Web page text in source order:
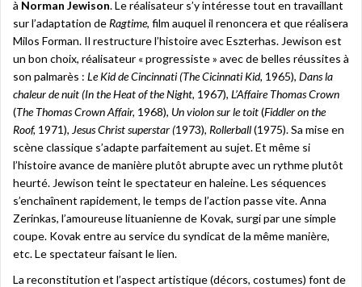
à Norman Jewison. Le réalisateur s’y intéresse tout en travaillant
sur l’adaptation de Ragtime, film auquel il renoncera et que réalisera
Milos Forman. Il restructure l’histoire avec Eszterhas. Jewison est
un bon choix, réalisateur « progressiste » avec de belles réussites à
son palmarès : Le Kid de Cincinnati (The Cicinnati Kid, 1965), Dans la
chaleur de nuit (In the Heat of the Night, 1967), L’Affaire Thomas Crown
(The Thomas Crown Affair, 1968), Un violon sur le toit(Fiddler on the
Roof, 1971), Jesus Christ superstar (1973), Rollerball(1975). Sa mise en
scène classique s’adapte parfaitement au sujet. Et même si
l’histoire avance de manière plutôt abrupte avec un rythme plutôt
heurté. Jewison teint le spectateur en haleine. Les séquences
s’enchaînent rapidement, le temps de l’action passe vite. Anna
Zerinkas, l’amoureuse lituanienne de Kovak, surgi par une simple
coupe. Kovak entre au service du syndicat de la même manière,
etc. Le spectateur faisant le lien.
La reconstitution et l’aspect artistique (décors, costumes) font de